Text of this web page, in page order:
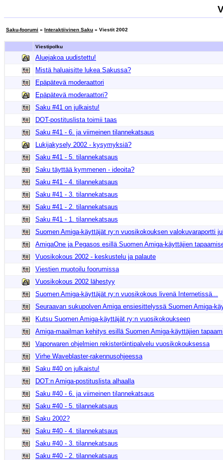
Saku-foorumi » Interaktiivinen Saku » Viestit 2002
Viestipolku
Aluejakoa uudistettu!
Mistä haluaisitte lukea Sakussa?
Epäpätevä moderaattori
Epäpätevä moderaattori?
Saku #41 on julkaistu!
DOT-postituslista toimii taas
Saku #41 - 6. ja viimeinen tilannekatsaus
Lukijakysely 2002 - kysymyksiä?
Saku #41 - 5. tilannekatsaus
Saku täyttää kymmenen - ideoita?
Saku #41 - 4. tilannekatsaus
Saku #41 - 3. tilannekatsaus
Saku #41 - 2. tilannekatsaus
Saku #41 - 1. tilannekatsaus
Suomen Amiga-käyttäjät ry:n vuosikokouksen valokuvaraportti
AmigaOne ja Pegasos esillä Suomen Amiga-käyttäjien
Vuosikokous 2002 - keskustelu ja palaute
Viestien muotoilu foorumissa
Vuosikokous 2002 lähestyy
Suomen Amiga-käyttäjät ry:n vuosikokous livenä Internetissä...
Seuraavan sukupolven Amiga ensiesittelyssä Suomen Amiga-
Kutsu Suomen Amiga-käyttäjät ry:n vuosikokoukseen
Amiga-maailman kehitys esillä Suomen Amiga-käyttäjien
Vaporwaren ohjelmien rekisteröintipalvelu vuosikokouksessa
Virhe Waveblaster-rakennusohjeessa
Saku #40 on julkaistu!
DOT:n Amiga-postituslista alhaalla
Saku #40 - 6. ja viimeinen tilannekatsaus
Saku #40 - 5. tilannekatsaus
Saku 2002?
Saku #40 - 4. tilannekatsaus
Saku #40 - 3. tilannekatsaus
Saku #40 - 2. tilannekatsaus